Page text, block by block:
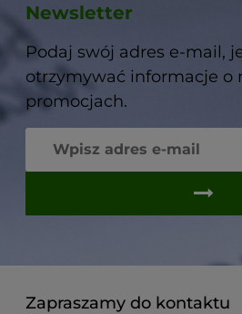
Newsletter
Podaj swój adres e-mail,
otrzymywać informacje o
promocjach.
Zapraszamy do kontaktu